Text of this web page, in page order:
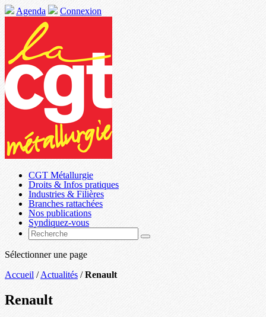
Agenda Connexion
CGT Métallurgie
Droits & Infos pratiques
Industries & Filières
Branches rattachées
Nos publications
Syndiquez-vous
Sélectionner une page
Accueil /Actualités /Renault
Renault